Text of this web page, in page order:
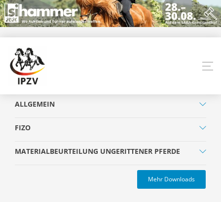
ALLGEMEIN
FIZO
MATERIALBEURTEILUNG UNGERITTENER PFERDE
Mehr Downloads